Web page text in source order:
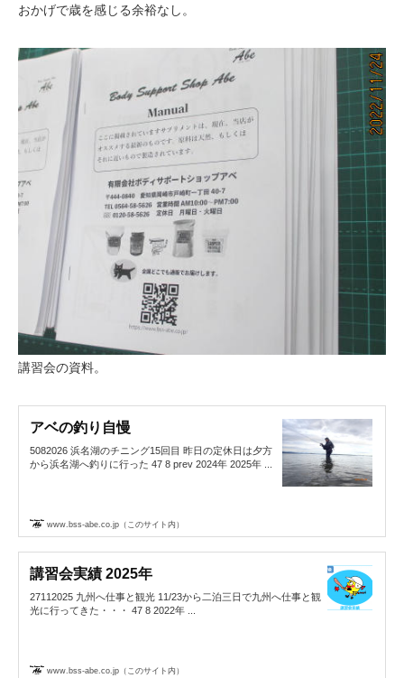
おかげで歳を感じる余裕なし。
講習会の資料。
アベの釣り自慢
5082026 浜名湖のチニング15回目 昨日の定休日は夕方
から浜名湖へ釣りに行った 47 8 prev 2024年 2025年 ...
www.bss-abe.co.jp（このサイト内）
講習会実績 2025年
27112025 九州へ仕事と観光 11/23から二泊三日で九州へ仕事と観
光に行ってきた・・・ 47 8 2022年 ...
www.bss-abe.co.jp（このサイト内）